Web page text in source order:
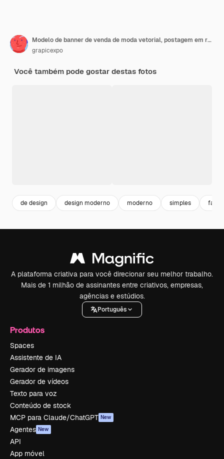
Modelo de banner de venda de moda vetorial, postagem em redes sociais e web
grapicexpo
Você também pode gostar destas fotos
de design design moderno moderno simples
A plataforma criativa para você direcionar seu melhor trabalho.
Mais de 1 milhão de assinantes entre criativos, empresas,
agências e estúdios.
Português
Produtos
Spaces
Assistente de IA
Gerador de imagens
Gerador de vídeos
Texto para voz
Conteúdo de stock
MCP para Claude/ChatGPT New
Agentes New
API
App móvel